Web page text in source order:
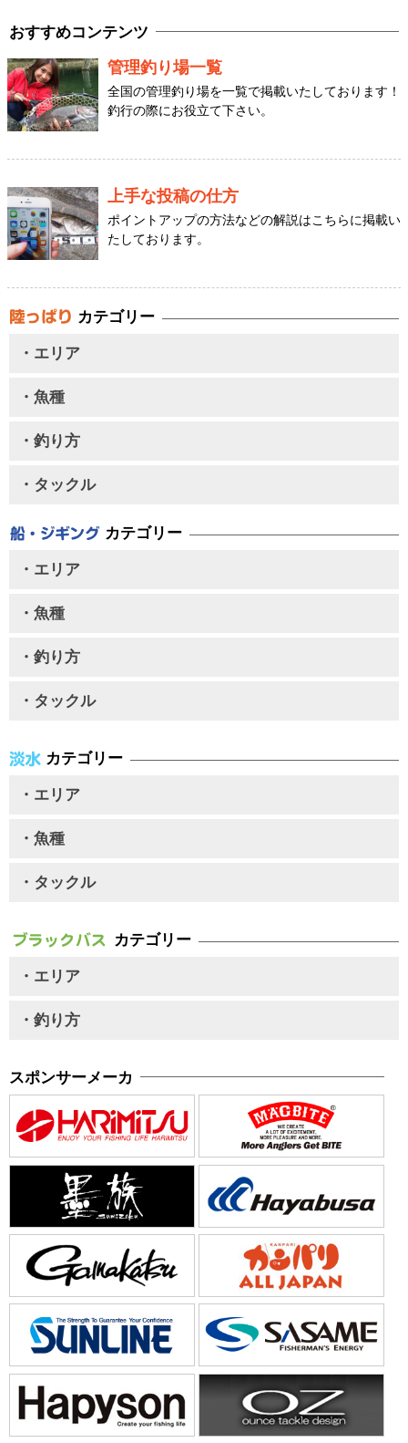
おすすめコンテンツ
管理釣り場一覧
全国の管理釣り場を一覧で掲載いたしております！
釣行の際にお役立て下さい。
上手な投稿の仕方
ポイントアップの方法などの解説はこちらに掲載い
たしております。
カテゴリー
・エリア
・魚種
・釣り方
・タックル
カテゴリー
・エリア
・魚種
・釣り方
・タックル
カテゴリー
・エリア
・魚種
・タックル
カテゴリー
・エリア
・釣り方
スポンサーメーカ